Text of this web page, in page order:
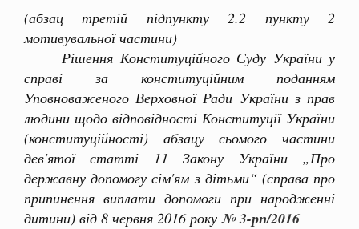
(абзац третій підпункту 2.2 пункту 2
мотивувальної частини)
Рішення Конституційного Суду України у
справі за конституційним поданням
Уповноваженого Верховної Ради України з прав
людини щодо відповідності Конституції України
(конституційності) абзацу сьомого частини
дев'ятої статті 11 Закону України „Про
державну допомогу сім'ям з дітьми“ (справа про
припинення виплати допомоги при народженні
дитини) від 8 червня 2016 року № 3-рп/2016